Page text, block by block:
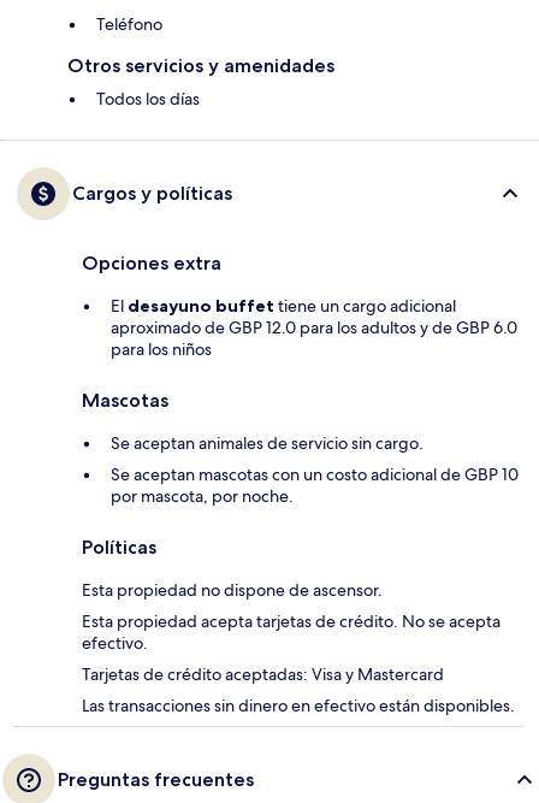
Teléfono
Otros servicios y amenidades
Todos los días
Cargos y políticas
Opciones extra
El desayuno buffet tiene un cargo adicional
aproximado de GBP 12.0 para los adultos y de GBP 6.0
para los niños
Mascotas
Se aceptan animales de servicio sin cargo.
Se aceptan mascotas con un costo adicional de GBP 10
por mascota, por noche.
Políticas
Esta propiedad no dispone de ascensor.
Esta propiedad acepta tarjetas de crédito. No se acepta
efectivo.
Tarjetas de crédito aceptadas: Visa y Mastercard
Las transacciones sin dinero en efectivo están disponibles.
Preguntas frecuentes